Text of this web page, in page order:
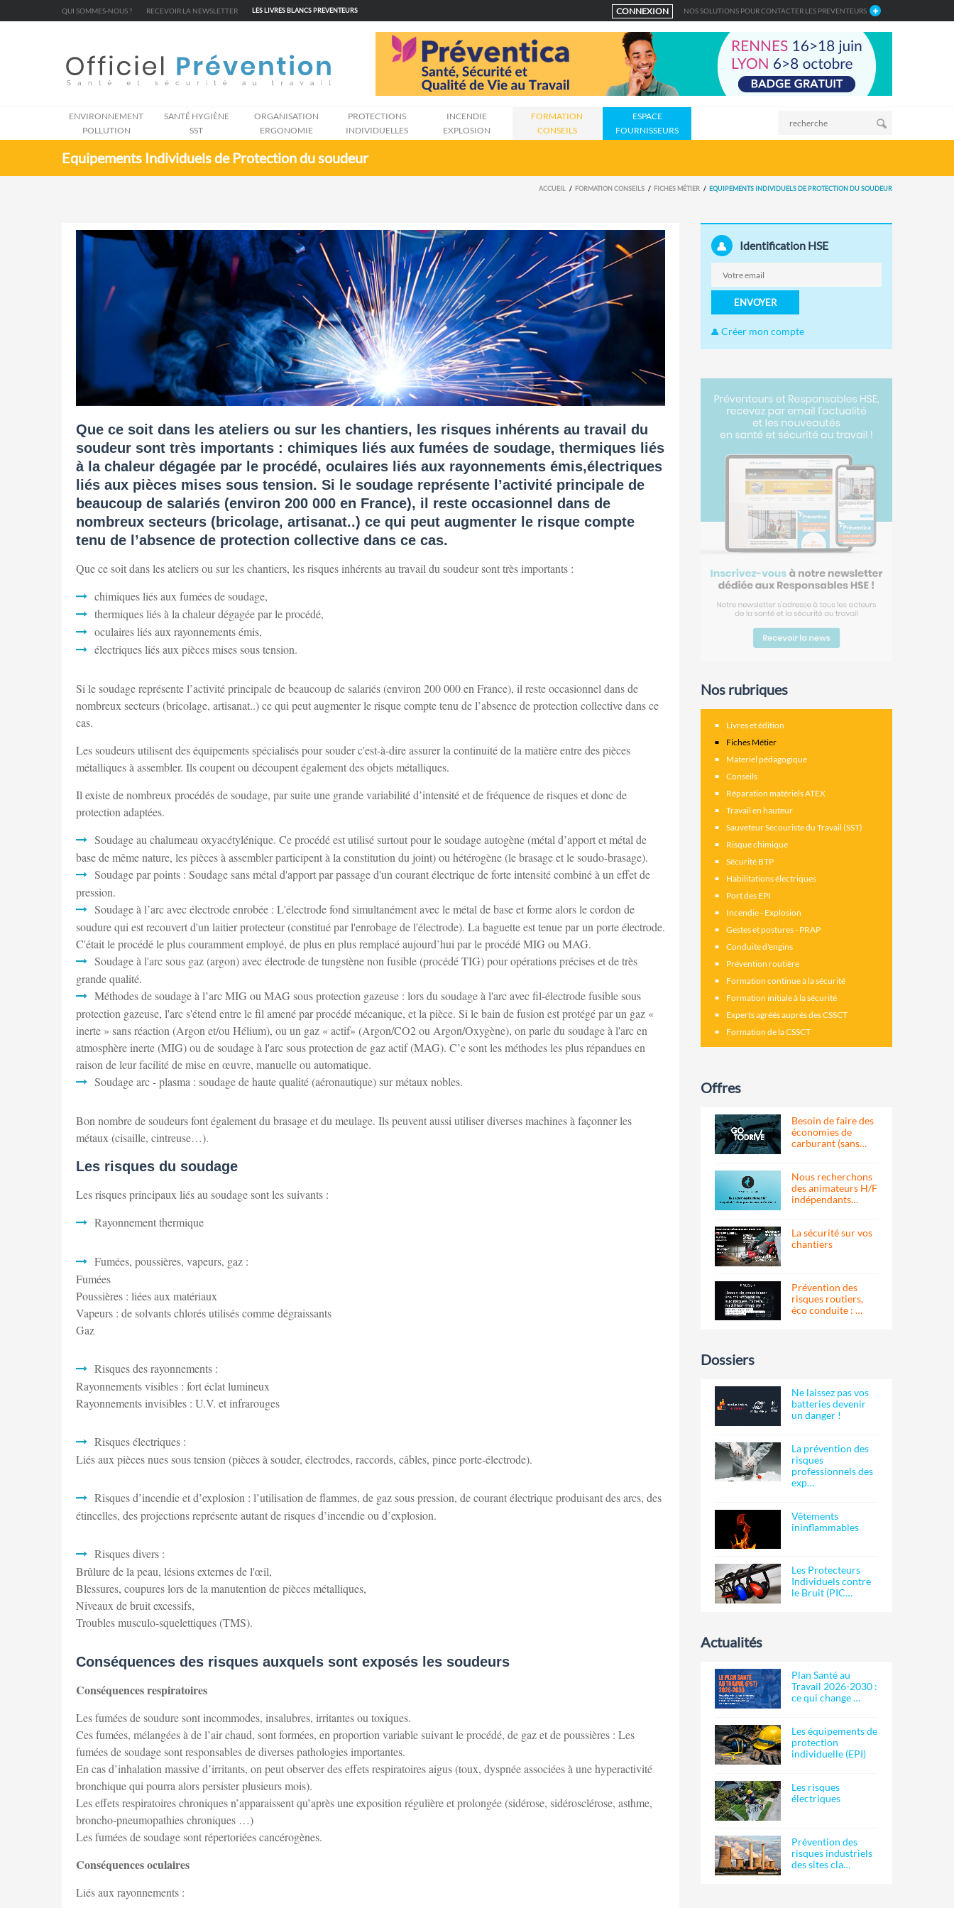
QUI SOMMES-NOUS ? RECEVOIR LA NEWSLETTER LES LIVRES BLANCS PREVENTEURS CONNEXION NOS SOLUTIONS POUR CONTACTER LES PREVENTEURS
ENVIRONNEMENT
POLLUTION
SANTÉ HYGIÈNE
SST
ORGANISATION
ERGONOMIE
PROTECTIONS
INDIVIDUELLES
INCENDIE
EXPLOSION
FORMATION
CONSEILS
ESPACE
FOURNISSEURS
Equipements Individuels de Protection du soudeur
ACCUEIL FORMATION CONSEILS FICHES MÉTIER EQUIPEMENTS INDIVIDUELS DE PROTECTION DU SOUDEUR
Que ce soit dans les ateliers ou sur les chantiers, les risques inhérents au travail du
soudeur sont très importants : chimiques liés aux fumées de soudage, thermiques liés
à la chaleur dégagée par le procédé, oculaires liés aux rayonnements émis,électriques
liés aux pièces mises sous tension. Si le soudage représente l’activité principale de
beaucoup de salariés (environ 200 000 en France), il reste occasionnel dans de
nombreux secteurs (bricolage, artisanat..) ce qui peut augmenter le risque compte
tenu de l’absence de protection collective dans ce cas.
Que ce soit dans les ateliers ou sur les chantiers, les risques inhérents au travail du soudeur sont très importants :
chimiques liés aux fumées de soudage,
thermiques liés à la chaleur dégagée par le procédé,
oculaires liés aux rayonnements émis,
électriques liés aux pièces mises sous tension.
Si le soudage représente l’activité principale de beaucoup de salariés (environ 200 000 en France), il reste occasionnel dans de
nombreux secteurs (bricolage, artisanat..) ce qui peut augmenter le risque compte tenu de l’absence de protection collective dans ce
cas.
Les soudeurs utilisent des équipements spécialisés pour souder c'est-à-dire assurer la continuité de la matière entre des pièces
métalliques à assembler. Ils coupent ou découpent également des objets métalliques.
Il existe de nombreux procédés de soudage, par suite une grande variabilité d’intensité et de fréquence de risques et donc de
protection adaptées.
Soudage au chalumeau oxyacétylénique. Ce procédé est utilisé surtout pour le soudage autogène (métal d’apport et métal de
base de même nature, les pièces à assembler participent à la constitution du joint) ou hétérogène (le brasage et le soudo-brasage).
Soudage par points : Soudage sans métal d'apport par passage d'un courant électrique de forte intensité combiné à un effet de
pression.
Soudage à l’arc avec électrode enrobée : L'électrode fond simultanément avec le métal de base et forme alors le cordon de
soudure qui est recouvert d'un laitier protecteur (constitué par l'enrobage de l'électrode). La baguette est tenue par un porte électrode.
C'était le procédé le plus couramment employé, de plus en plus remplacé aujourd’hui par le procédé MIG ou MAG.
Soudage à l'arc sous gaz (argon) avec électrode de tungstène non fusible (procédé TIG) pour opérations précises et de très
grande qualité.
Méthodes de soudage à l’arc MIG ou MAG sous protection gazeuse : lors du soudage à l'arc avec fil-électrode fusible sous
protection gazeuse, l'arc s'étend entre le fil amené par procédé mécanique, et la pièce. Si le bain de fusion est protégé par un gaz «
inerte » sans réaction (Argon et/ou Hélium), ou un gaz « actif» (Argon/CO2 ou Argon/Oxygène), on parle du soudage à l'arc en
atmosphère inerte (MIG) ou de soudage à l'arc sous protection de gaz actif (MAG). C’e sont les méthodes les plus répandues en
raison de leur facilité de mise en œuvre, manuelle ou automatique.
Soudage arc - plasma : soudage de haute qualité (aéronautique) sur métaux nobles.
Bon nombre de soudeurs font également du brasage et du meulage. Ils peuvent aussi utiliser diverses machines à façonner les
métaux (cisaille, cintreuse…).
Les risques du soudage
Les risques principaux liés au soudage sont les suivants :
Rayonnement thermique
Fumées, poussières, vapeurs, gaz :
Fumées
Poussières : liées aux matériaux
Vapeurs : de solvants chlorés utilisés comme dégraissants
Gaz
Risques des rayonnements :
Rayonnements visibles : fort éclat lumineux
Rayonnements invisibles : U.V. et infrarouges
Risques électriques :
Liés aux pièces nues sous tension (pièces à souder, électrodes, raccords, câbles, pince porte-électrode).
Risques d’incendie et d’explosion : l’utilisation de flammes, de gaz sous pression, de courant électrique produisant des arcs, des
étincelles, des projections représente autant de risques d’incendie ou d’explosion.
Risques divers :
Brûlure de la peau, lésions externes de l'œil,
Blessures, coupures lors de la manutention de pièces métalliques,
Niveaux de bruit excessifs,
Troubles musculo-squelettiques (TMS).
Conséquences des risques auxquels sont exposés les soudeurs
Conséquences respiratoires
Les fumées de soudure sont incommodes, insalubres, irritantes ou toxiques.
Ces fumées, mélangées à de l’air chaud, sont formées, en proportion variable suivant le procédé, de gaz et de poussières : Les
fumées de soudage sont responsables de diverses pathologies importantes.
En cas d’inhalation massive d’irritants, on peut observer des effets respiratoires aigus (toux, dyspnée associées à une hyperactivité
bronchique qui pourra alors persister plusieurs mois).
Les effets respiratoires chroniques n’apparaissent qu’après une exposition régulière et prolongée (sidérose, sidérosclérose, asthme,
broncho-pneumopathies chroniques …)
Les fumées de soudage sont répertoriées cancérogènes.
Conséquences oculaires
Liés aux rayonnements :
Identification HSE
ENVOYER
Créer mon compte
Nos rubriques
Livres et édition
Fiches Métier
Materiel pédagogique
Conseils
Réparation matériels ATEX
Travail en hauteur
Sauveteur Secouriste du Travail (SST)
Risque chimique
Sécurité BTP
Habilitations électriques
Port des EPI
Incendie - Explosion
Gestes et postures - PRAP
Conduite d'engins
Prévention routière
Formation continue à la sécurité
Formation initiale à la sécurité
Experts agréés auprés des CSSCT
Formation de la CSSCT
Offres
Besoin de faire des
économies de
carburant (sans…
Nous recherchons
des animateurs H/F
indépendants…
La sécurité sur vos
chantiers
Prévention des
risques routiers,
éco conduite : …
Dossiers
Ne laissez pas vos
batteries devenir
un danger !
La prévention des
risques
professionnels des
exp…
Vêtements
ininflammables
Les Protecteurs
Individuels contre
le Bruit (PIC…
Actualités
Plan Santé au
Travail 2026-2030 :
ce qui change …
Les équipements de
protection
individuelle (EPI)
Les risques
électriques
Prévention des
risques industriels
des sites cla…
Cookies management panel